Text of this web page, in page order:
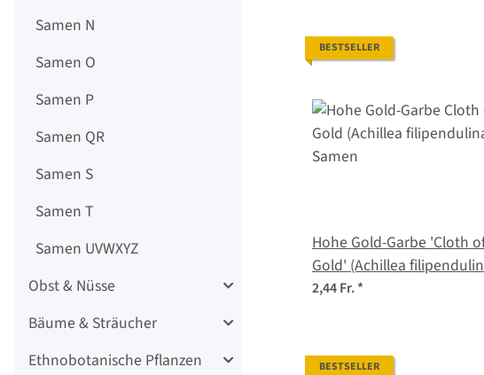
BESTSELLER
Hohe Gold-Garbe 'Cloth
Gold' (Achillea
Samen
2,44 Fr.*
BESTSELLER
Samen N
Samen O
Samen P
Samen QR
Samen S
Samen T
Samen UVWXYZ
Obst & Nüsse
Bäume & Sträucher
Ethnobotanische Pflanzen